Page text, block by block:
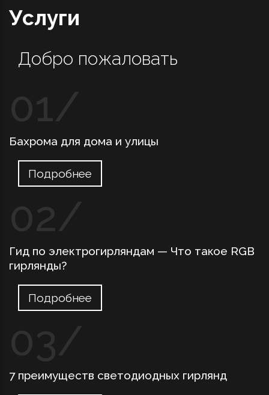
Услуги
Добро пожаловать
Бахрома для дома и улицы
Подробнее
Гид по электрогирляндам — Что такое RGB
гирлянды?
Подробнее
7 преимуществ светодиодных гирлянд